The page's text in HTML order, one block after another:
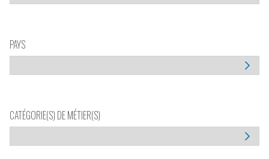
PAYS
CATÉGORIE(S) DE MÉTIER(S)